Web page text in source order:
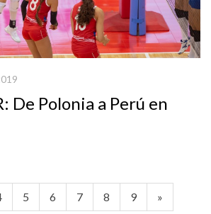
De Polonia a Perú en
5 6 7 8 9 »